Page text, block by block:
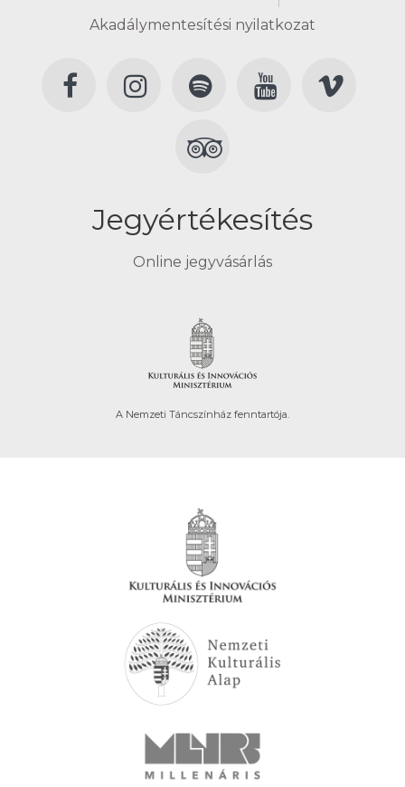
Akadálymentesítési nyilatkozat
Jegyértékesítés
Online jegyvásárlás
A Nemzeti Táncszínház fenntartója.